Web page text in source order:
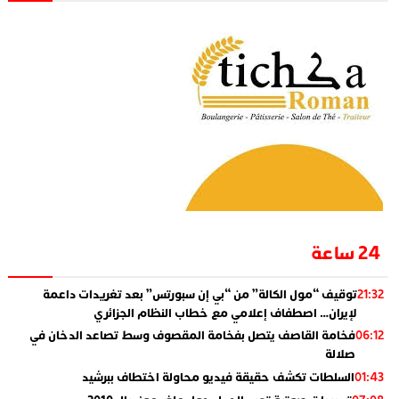
24 ساعة
21:32توقيف “مول الكالة” من “بي إن سبورتس” بعد تغريدات داعمة
لإيران… اصطفاف إعلامي مع خطاب النظام الجزائري
06:12فخامة القاصف يتصل بفخامة المقصوف وسط تصاعد الدخان في
صلالة
01:43السلطات تكشف حقيقة فيديو محاولة اختطاف ببرشيد